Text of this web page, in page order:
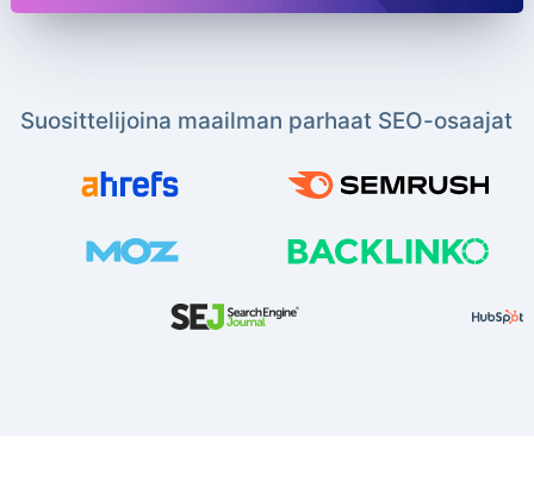
Suosittelijoina maailman parhaat SEO-osaajat